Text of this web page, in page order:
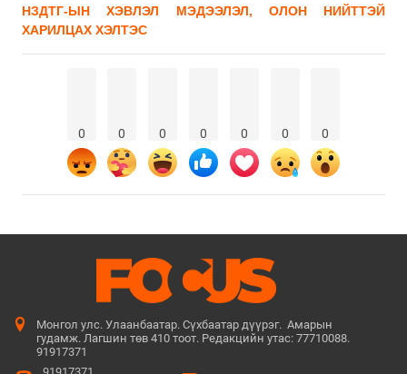
НЗДТГ-ЫН ХЭВЛЭЛ МЭДЭЭЛЭЛ, ОЛОН НИЙТТЭЙ
ХАРИЛЦАХ ХЭЛТЭС
0 0 0 0 0 0 0
Монгол улс. Улаанбаатар. Сүхбаатар дүүрэг. Амарын
гудамж. Лагшин төв 410 тоот. Редакцийн утас: 77710088.
91917371